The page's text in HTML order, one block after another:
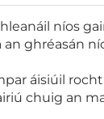
níos
an ghréasán
áisiúil
chuig an